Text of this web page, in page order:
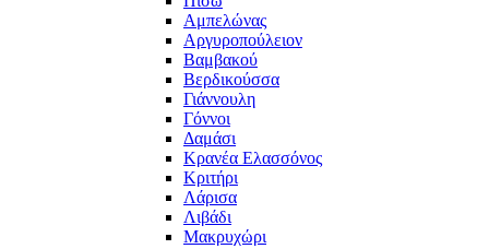
Αμπελώνας
Αργυροπούλειον
Βαμβακού
Βερδικούσσα
Γιάννουλη
Γόννοι
Δαμάσι
Κρανέα Ελασσόνος
Κριτήρι
Λάρισα
Λιβάδι
Μακρυχώρι